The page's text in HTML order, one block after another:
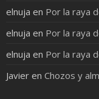
elnuja en Por la raya
elnuja en Por la raya
elnuja en Por la raya
Javier en Chozos y